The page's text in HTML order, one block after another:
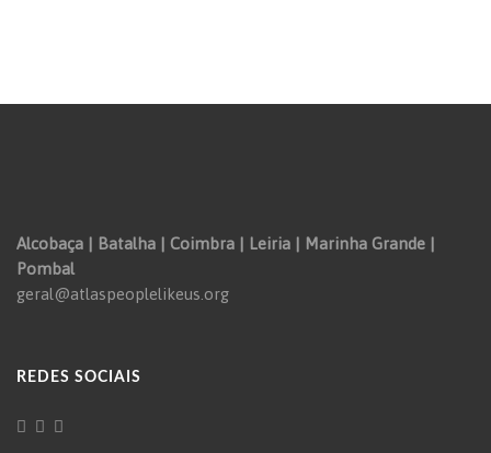
Alcobaça | Batalha | Coimbra | Leiria | Marinha Grande |
Pombal
geral@atlaspeoplelikeus.org
REDES SOCIAIS